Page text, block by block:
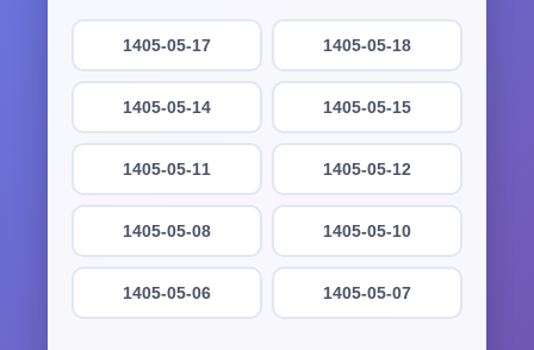
1405-05-18
1405-05-17
1405-05-15
1405-05-14
1405-05-12
1405-05-11
1405-05-10
1405-05-08
1405-05-07
1405-05-06